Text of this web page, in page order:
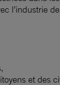
l’industrie
et des